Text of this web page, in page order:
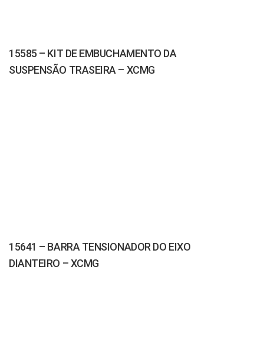
15585 – KIT DE EMBUCHAMENTO DA
SUSPENSÃO TRASEIRA – XCMG
15641 – BARRA TENSIONADOR DO EIXO
DIANTEIRO – XCMG